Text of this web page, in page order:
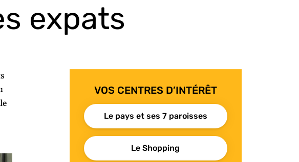
expats
VOS CENTRES D’INTÉRÊT
Le pays et ses 7 paroisses
Le Shopping